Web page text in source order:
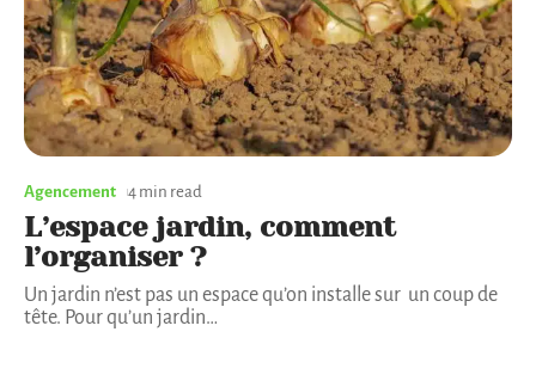
Agencement 4 min read
L’espace jardin, comment
l’organiser ?
Un jardin n’est pas un espace qu’on installe sur un coup de
tête. Pour qu’un jardin…